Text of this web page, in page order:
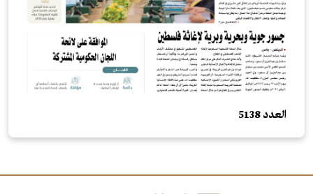
العدد 5138